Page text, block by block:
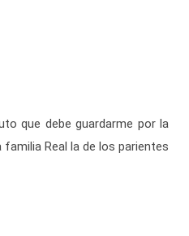
que debe guardarme por la
Real la de los parientes